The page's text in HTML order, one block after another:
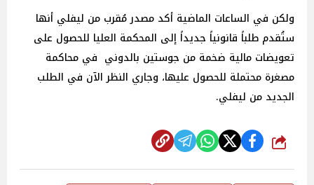
ولكن في الساعات الماضية أكد مصدر مُقرب من ليفلي أنها
ستُقدم طلباً قانونياً جديداً إلى المحكمة العليا للحصول على
تعويضات مالية ضخمة من جوستين بالدوني في محاكمة
مصغرة محتملة للحصول عليها، وجاري النظر الآن في الطلب
الجديد من ليفلي.
شارك